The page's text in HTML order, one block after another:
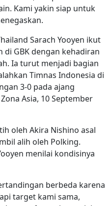
Kami yakin siap untuk
Sarach Yooyen ikut
GBK dengan kehadiran
Ia turut menjadi bagian
Timnas Indonesia di
3-0 pada ajang
Asia, 10 September
oleh Akira Nishino asal
alih oleh Polking.
menilai kondisinya
berbeda karena
target kami sama,